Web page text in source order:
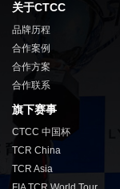
关于CTCC
品牌历程
合作案例
合作方案
合作联系
旗下赛事
CTCC 中国杯
TCR China
TCR Asia